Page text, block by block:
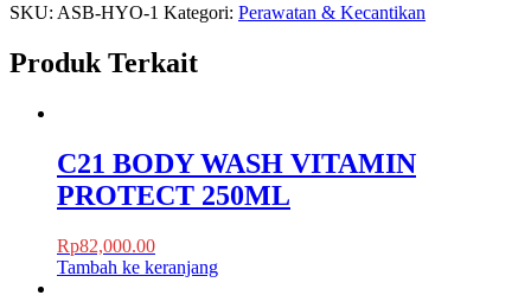
SKU: ASB-HYO-1 Kategori: Perawatan & Kecantikan
Produk Terkait
C21 BODY WASH VITAMIN
PROTECT 250ML
Rp82,000.00
Tambah ke keranjang